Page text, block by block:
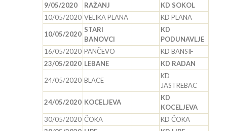
9/05/2020
RAŽANJ
KD SOKOL
10/05/2020 VELIKA PLANA KD PLANA
10/05/2020
STARI
BANOVCI
KD
PODUNAVLJE
16/05/2020 PANČEVO
KD BANSIF
23/05/2020 LEBANE KD RADAN
24/05/2020 BLACE
KD
JASTREBAC
24/05/2020 KOCELJEVA
KD
KOCELJEVA
30/05/2020 ČOKA
KD ČOKA